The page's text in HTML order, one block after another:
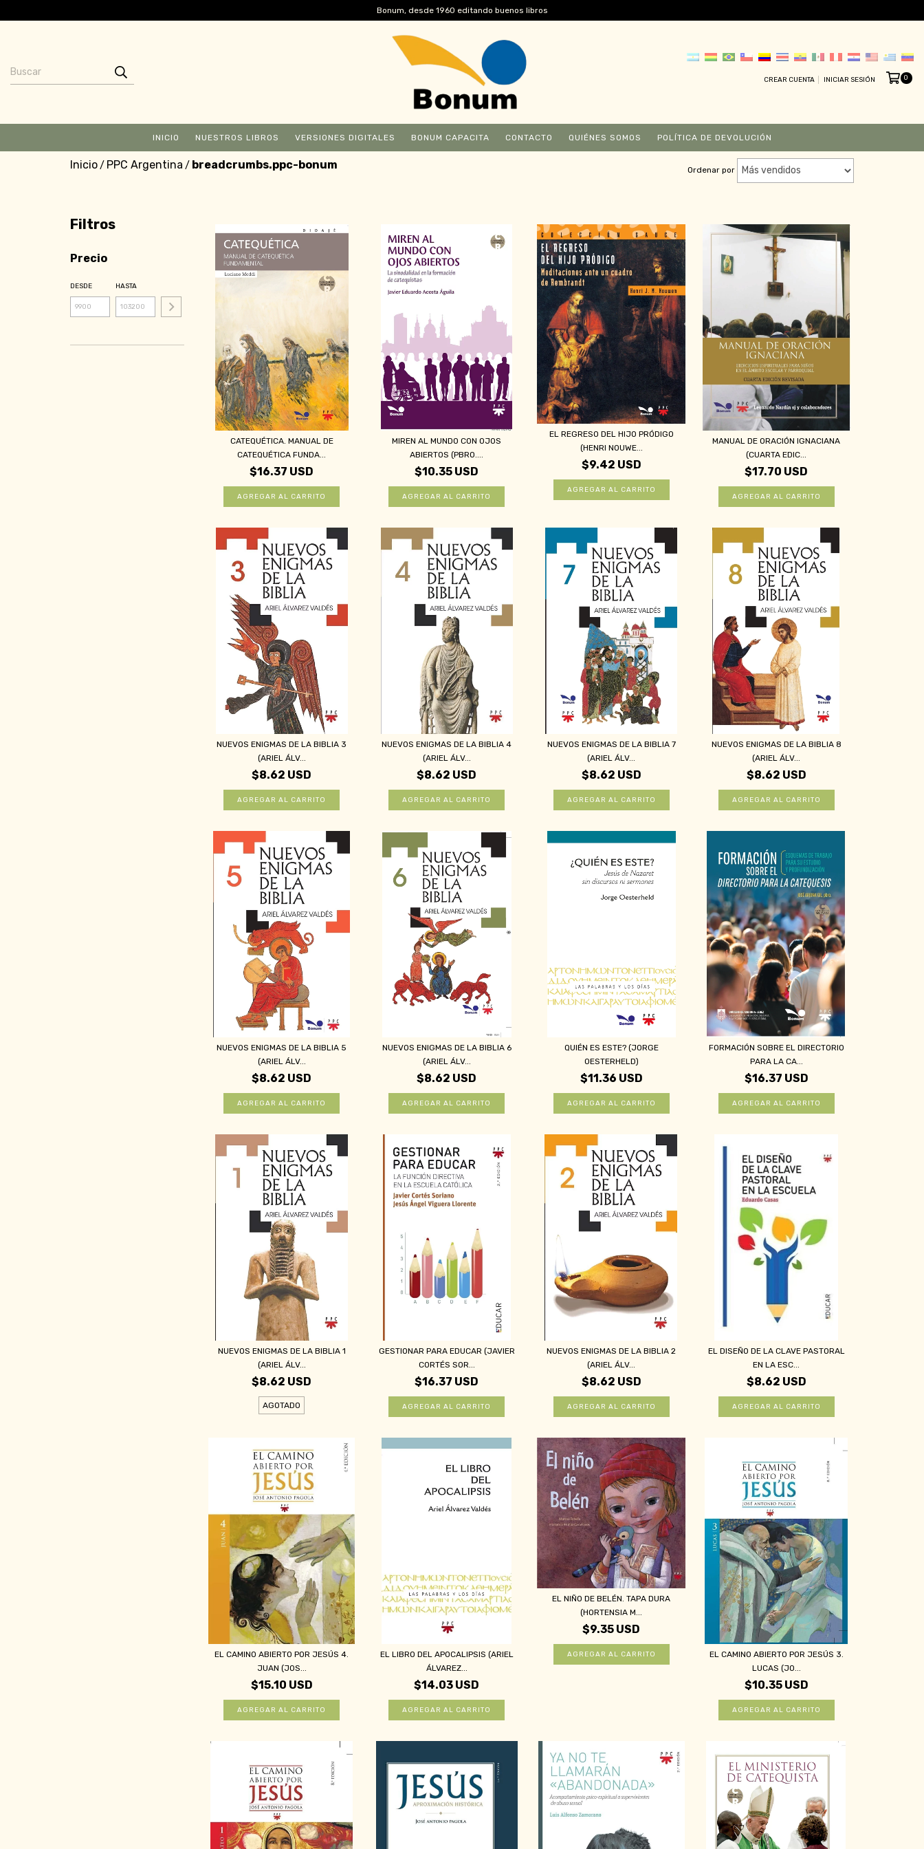
Bonum, desde 1960 editando buenos libros
CREAR CUENTA INICIAR SESIÓN 0
INICIO NUESTROS LIBROS VERSIONES DIGITALES BONUM CAPACITA CONTACTO QUIÉNES SOMOS POLÍTICA DE DEVOLUCIÓN
Inicio/ PPC Argentina / breadcrumbs.ppc-bonum Ordenar por
Filtros
Precio
DESDE HASTA
CATEQUÉTICA. MANUAL DE
CATEQUÉTICA FUNDA...
$16.37 USD
MIREN AL MUNDO CON OJOS
ABIERTOS (PBRO....
$10.35 USD
EL REGRESO DEL HIJO PRÓDIGO
(HENRI NOUWE...
$9.42 USD
MANUAL DE ORACIÓN IGNACIANA
(CUARTA EDIC...
$17.70 USD
NUEVOS ENIGMAS DE LA BIBLIA 3
(ARIEL ÁLV...
$8.62 USD
NUEVOS ENIGMAS DE LA BIBLIA 4
(ARIEL ÁLV...
$8.62 USD
NUEVOS ENIGMAS DE LA BIBLIA 7
(ARIEL ÁLV...
$8.62 USD
NUEVOS ENIGMAS DE LA BIBLIA 8
(ARIEL ÁLV...
$8.62 USD
NUEVOS ENIGMAS DE LA BIBLIA 5
(ARIEL ÁLV...
$8.62 USD
NUEVOS ENIGMAS DE LA BIBLIA 6
(ARIEL ÁLV...
$8.62 USD
QUIÉN ES ESTE? (JORGE
OESTERHELD)
$11.36 USD
FORMACIÓN SOBRE EL DIRECTORIO
PARA LA CA...
$16.37 USD
NUEVOS ENIGMAS DE LA BIBLIA 1
(ARIEL ÁLV...
$8.62 USD
AGOTADO
GESTIONAR PARA EDUCAR (JAVIER
CORTÉS SOR...
$16.37 USD
NUEVOS ENIGMAS DE LA BIBLIA 2
(ARIEL ÁLV...
$8.62 USD
EL DISEÑO DE LA CLAVE PASTORAL
EN LA ESC...
$8.62 USD
EL CAMINO ABIERTO POR JESÚS 4.
JUAN (JOS...
$15.10 USD
EL LIBRO DEL APOCALIPSIS (ARIEL
ÁLVAREZ...
$14.03 USD
EL NIÑO DE BELÉN. TAPA DURA
(HORTENSIA M...
$9.35 USD
EL CAMINO ABIERTO POR JESÚS 3.
LUCAS (JO...
$10.35 USD